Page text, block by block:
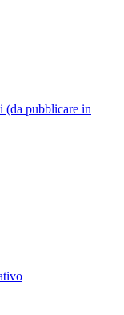
(da pubblicare in